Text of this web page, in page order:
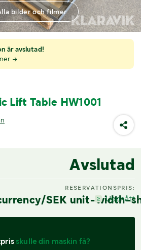
är avslutad!
Lift Table HW1001
bilder och filmer
Avslutad
SEK unit-width-
RESERVATIONSPRIS:
Uppnått
skulle din maskin få?